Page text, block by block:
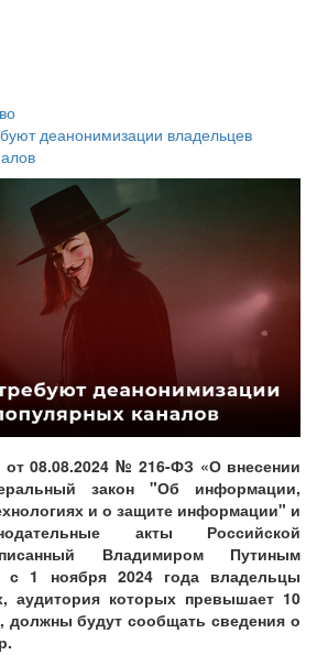
деанонимизации владельцев
08.08.2024 № 216-ФЗ «О внесении
закон "Об информации,
и о защите информации" и
акты Российской
Владимиром Путиным
с 1 ноября 2024 года владельцы
аудитория которых превышает 10
должны будут сообщать сведения о